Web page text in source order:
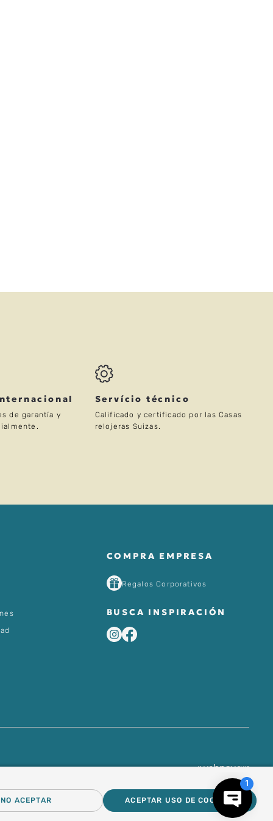
NO ACEPTAR ACEPTAR USO DE COOKIES
de garantía y
Servício técnico
Calificado y certificado por las Casas
relojeras Suizas.
COMPRA EMPRESA
Regalos Corporativos
BUSCA INSPIRACIÓN